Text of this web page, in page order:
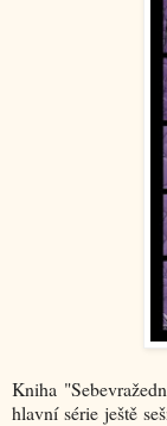
Kniha
hlavní série ještě